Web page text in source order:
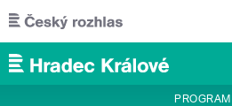
Přejít k hlavnímu obsahu
PROGRAM